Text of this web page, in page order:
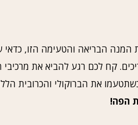
המנה הבריאה והטעימה הזו, כדאי
קח לכם רגע להביא את מרכיבי
את הברוקולי והכרובית
הפה!